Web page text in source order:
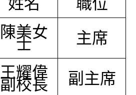
陳美女
士 主席
王耀偉
副校長 副主席